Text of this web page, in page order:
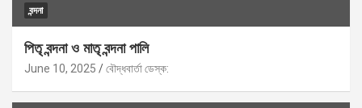
বন্দনা
পিতৃ বন্দনা ও মাতৃ বন্দনা পালি
June 10, 2025 বৌদ্ধবার্তা ডেস্ক: